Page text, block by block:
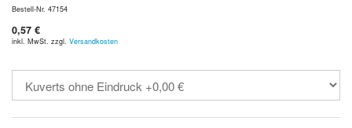
Bestell-Nr. 47154
0,57 €
inkl. MwSt. zzgl. Versandkosten